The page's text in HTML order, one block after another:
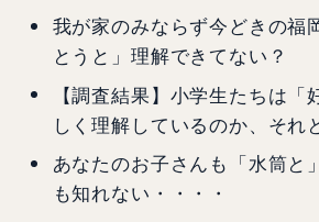
我が家のみならず今どきの福
とうと」理解できてない？
【調査結果】小学生たちは「
しく理解しているのか、それ
あなたのお子さんも「水筒と
も知れない・・・・